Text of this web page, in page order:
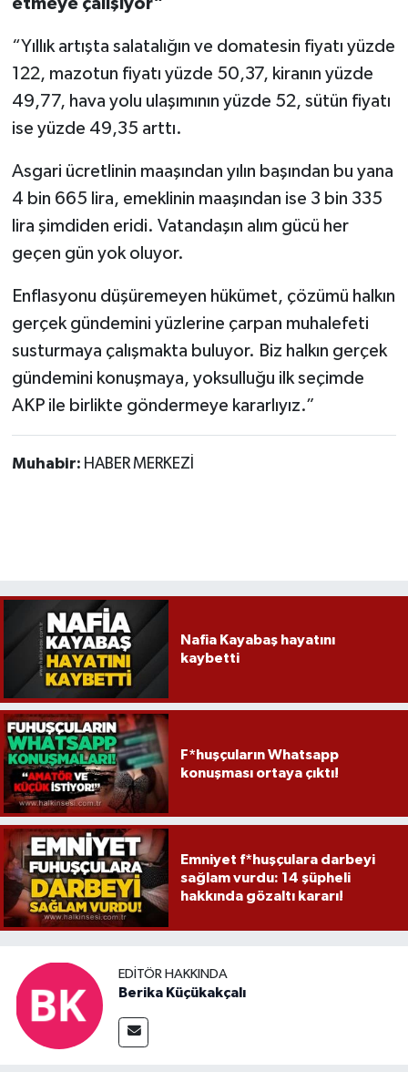
etmeye çalışıyor”
“Yıllık artışta salatalığın ve domatesin fiyatı yüzde
122, mazotun fiyatı yüzde 50,37, kiranın yüzde
49,77, hava yolu ulaşımının yüzde 52, sütün fiyatı
ise yüzde 49,35 arttı.
Asgari ücretlinin maaşından yılın başından bu yana
4 bin 665 lira, emeklinin maaşından ise 3 bin 335
lira şimdiden eridi. Vatandaşın alım gücü her
geçen gün yok oluyor.
Enflasyonu düşüremeyen hükümet, çözümü halkın
gerçek gündemini yüzlerine çarpan muhalefeti
susturmaya çalışmakta buluyor. Biz halkın gerçek
gündemini konuşmaya, yoksulluğu ilk seçimde
AKP ile birlikte göndermeye kararlıyız.”
Muhabir: HABER MERKEZİ
Nafia Kayabaş hayatını
kaybetti
F*huşçuların Whatsapp
konuşması ortaya çıktı!
Emniyet f*huşçulara darbeyi
sağlam vurdu: 14 şüpheli
hakkında gözaltı kararı!
EDITÖR HAKKINDA
Berika Küçükakçalı